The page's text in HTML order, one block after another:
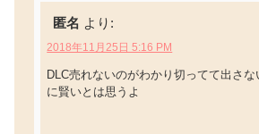
匿名 より:
2018年11月25日 5:16 PM
DLC売れないのがわかり切ってて出さ
に賢いとは思うよ